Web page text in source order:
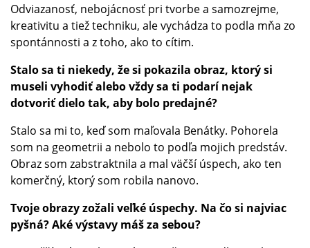
Odviazanosť, nebojácnosť pri tvorbe a samozrejme,
kreativitu a tiež techniku, ale vychádza to podla mňa zo
spontánnosti a z toho, ako to cítim.
Stalo sa ti niekedy, že si pokazila obraz, ktorý si
museli vyhodiť alebo vždy sa ti podarí nejak
dotvoriť dielo tak, aby bolo predajné?
Stalo sa mi to, keď som maľovala Benátky. Pohorela
som na geometrii a nebolo to podľa mojich predstáv.
Obraz som zabstraktnila a mal väčší úspech, ako ten
komerčný, ktorý som robila nanovo.
Tvoje obrazy zožali veľké úspechy. Na čo si najviac
pyšná? Aké výstavy máš za sebou?